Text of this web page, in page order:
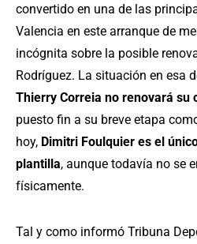
convertido en una de las
Valencia en este arranque de
incógnita sobre la posible
Rodríguez. La situación en esa
Thierry Correia no renovará su
puesto fin a su breve etapa
hoy, Dimitri Foulquier es el
plantilla, aunque todavía no se
físicamente.
Tal y como informó Tribuna